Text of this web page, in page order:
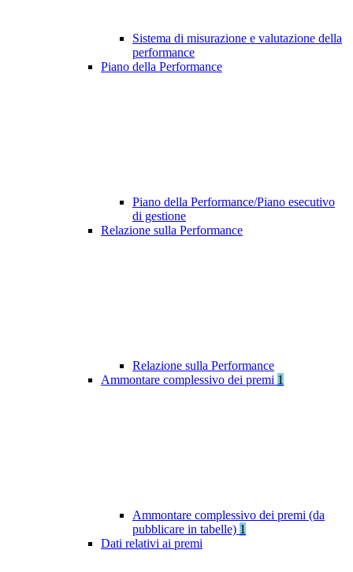
Sistema di misurazione e valutazione della
performance
Piano della Performance
Piano della Performance/Piano esecutivo
di gestione
Relazione sulla Performance
Relazione sulla Performance
Ammontare complessivo dei premi 1
Ammontare complessivo dei premi (da
pubblicare in tabelle) 1
Dati relativi ai premi